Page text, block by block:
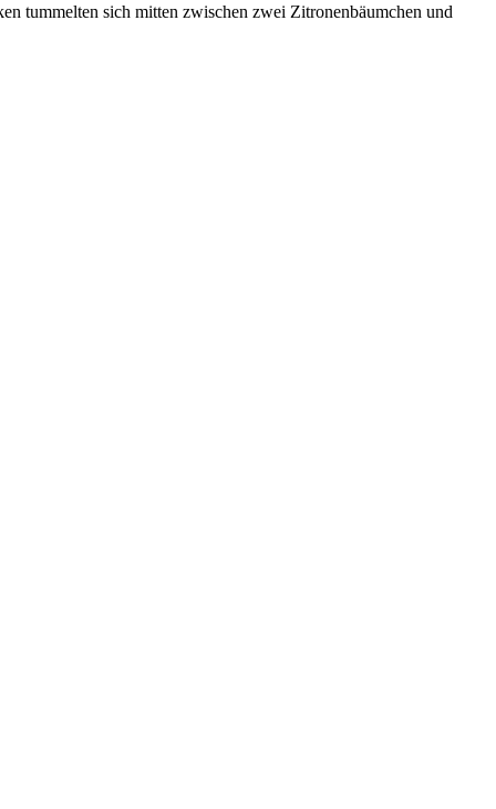
tummelten sich mitten zwischen zwei Zitronenbäumchen und